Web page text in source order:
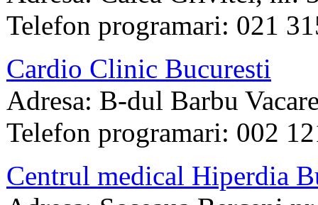
Telefon programari: 021
Cardio Clinic Bucuresti
Adresa: B-dul Barbu
Telefon programari: 002
Centrul medical Hiperdia